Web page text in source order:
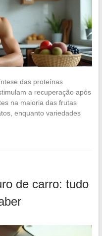
das proteínas
a recuperação após
na maioria das frutas
enquanto variedades
de carro: tudo